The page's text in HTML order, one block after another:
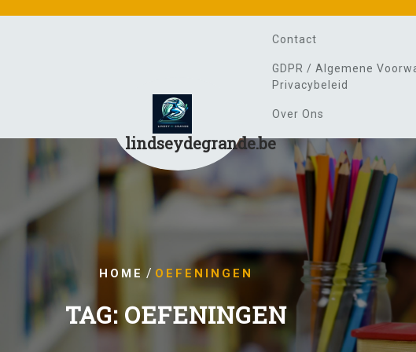
lindseydegrande.be
Contact
GDPR / Algemene
Privacybeleid
Over Ons
HOME / OEFENINGEN
TAG: OEFENINGEN